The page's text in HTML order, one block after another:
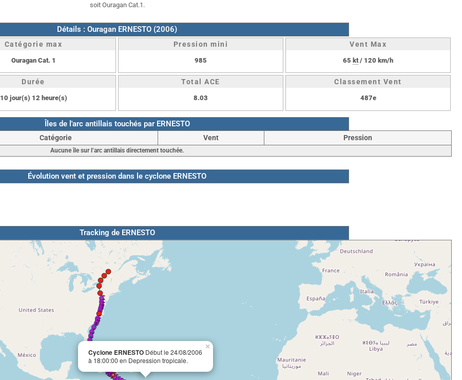
soit Ouragan Cat.1.
Détails : Ouragan ERNESTO (2006)
Catégorie max
Ouragan Cat. 1
Pression mini
985
Vent Max
65 kt/ 120 km/h
Durée
10 jour(s) 12 heure(s)
Total ACE
8.03
Classement Vent
487e
Îles de l'arc antillais touchés par ERNESTO
Catégorie Vent Pression
Aucune île sur l’arc antillais directement touchée.
Évolution vent et pression dans le cyclone ERNESTO
Tracking de ERNESTO
Cyclone ERNESTO Début le 24/08/2006
à 18:00:00 en Depression tropicale.
×